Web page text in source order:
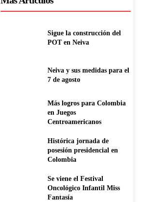
Sigue la construcción del
POT en Neiva
Neiva y sus medidas para el
7 de agosto
Más logros para Colombia
en Juegos
Centroamericanos
Histórica jornada de
posesión presidencial en
Colombia
Se viene el Festival
Oncológico Infantil Miss
Fantasía